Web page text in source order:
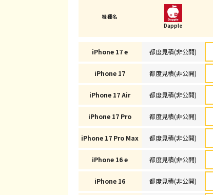
機種名
iPhone 17 e
iPhone 17
iPhone 17 Air
iPhone 17 Pro
iPhone 17 Pro Max
iPhone 16 e
iPhone 16
Dapple
都度見積(非公開)
都度見積(非公開)
都度見積(非公開)
都度見積(非公開)
都度見積(非公開)
都度見積(非公開)
都度見積(非公開)